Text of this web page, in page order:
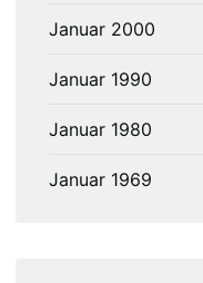
Januar 2000
Januar 1990
Januar 1980
Januar 1969